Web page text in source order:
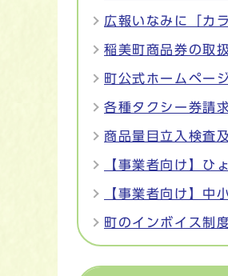
広報いなみに「カ
稲美町商品券の取
町公式ホームペー
各種タクシー券請
商品量目立入検査
【事業者向け】ひ
【事業者向け】中
町のインボイス制